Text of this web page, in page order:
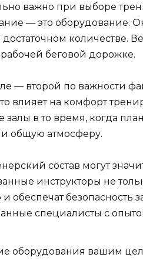
важно при выборе
— это оборудование.
количестве.
беговой дорожке.
— второй по важности
влияет на комфорт
в то время, когда
и общую атмосферу.
состав могут
инструкторы не
обеспечат безопасность
специалисты с
оборудования вашим